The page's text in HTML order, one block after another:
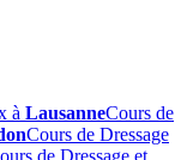
à LausanneCours de
Cours de Dressage